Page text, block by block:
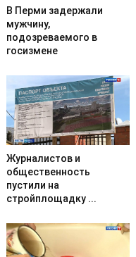
В Перми задержали
мужчину,
подозреваемого в
госизмене
Журналистов и
общественность
пустили на
стройплощадку ...